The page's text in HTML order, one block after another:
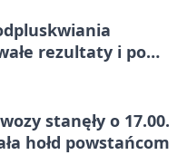
rezultaty i po
stanęły o 17.00.
hołd powstańcom